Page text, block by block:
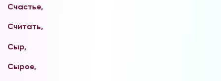
Счастье,
Считать,
Сыр,
Сырое,